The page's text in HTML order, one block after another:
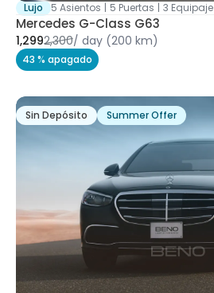
Lujo 5 Asientos | 5 Puertas | 3 Equipaje
Mercedes G-Class G63
1,2992,300/ day (200 km)
43 % apagado
Sin Depósito Summer Offer